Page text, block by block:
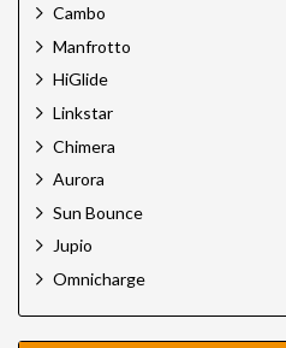
Cambo
Manfrotto
HiGlide
Linkstar
Chimera
Aurora
Sun Bounce
Jupio
Omnicharge